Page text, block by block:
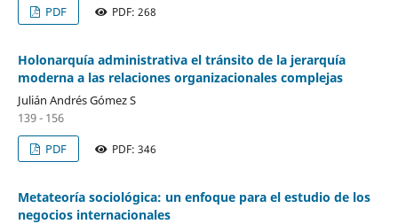
PDF
PDF: 268
Holonarquía administrativa el tránsito de la jerarquía
moderna a las relaciones organizacionales complejas
Julián Andrés Gómez S
139 - 156
PDF
PDF: 346
Metateoría sociológica: un enfoque para el estudio de los
negocios internacionales